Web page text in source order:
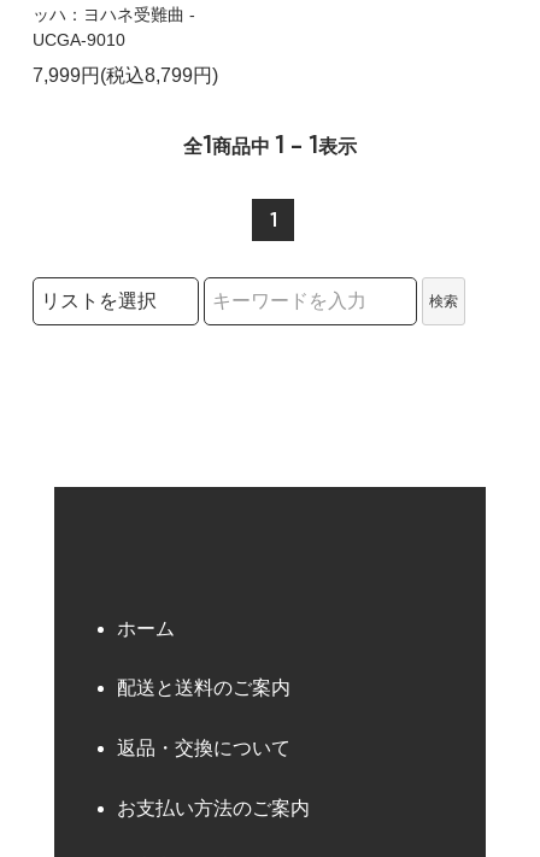
ッハ：ヨハネ受難曲 -
UCGA-9010
7,999円(税込8,799円)
全1商品中 1 - 1表示
1
検索リストの選択
検索
ホーム
配送と送料のご案内
返品・交換について
お支払い方法のご案内